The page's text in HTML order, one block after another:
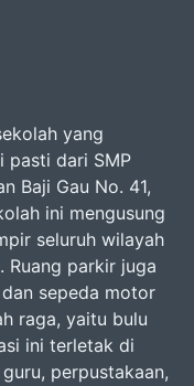
yang
pasti dari SMP
Baji Gau No. 41,
ini mengusung
seluruh wilayah
parkir juga
sepeda motor
raga, yaitu bulu
ini terletak di
perpustakaan,